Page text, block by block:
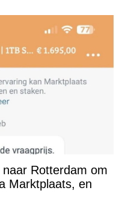
Rotterdam om
Marktplaats, en